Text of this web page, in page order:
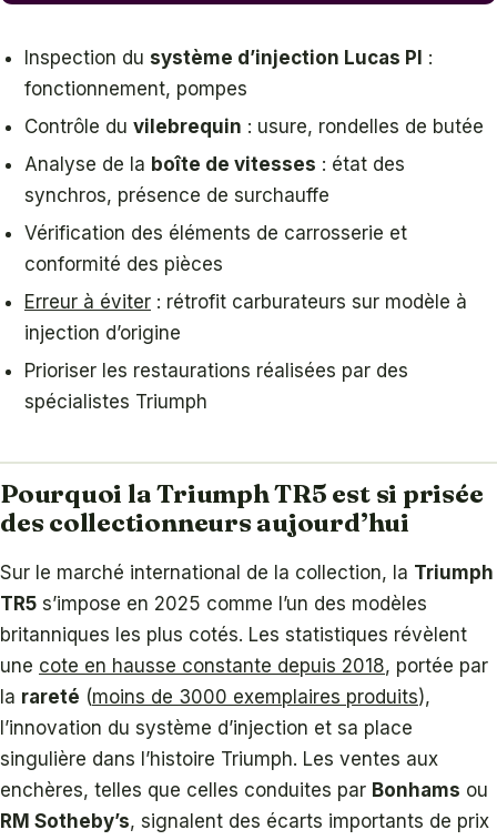
Inspection du système d’injection Lucas PI :
fonctionnement, pompes
Contrôle du vilebrequin : usure, rondelles de butée
Analyse de la boîte de vitesses : état des
synchros, présence de surchauffe
Vérification des éléments de carrosserie et
conformité des pièces
Erreur à éviter : rétrofit carburateurs sur modèle à
injection d’origine
Prioriser les restaurations réalisées par des
spécialistes Triumph
Pourquoi la Triumph TR5 est si prisée
des collectionneurs aujourd’hui
Sur le marché international de la collection, la Triumph
TR5 s’impose en 2025 comme l’un des modèles
britanniques les plus cotés. Les statistiques révèlent
une cote en hausse constante depuis 2018, portée par
la rareté (moins de 3000 exemplaires produits),
l’innovation du système d’injection et sa place
singulière dans l’histoire Triumph. Les ventes aux
enchères, telles que celles conduites par Bonhams ou
RM Sotheby’s, signalent des écarts importants de prix